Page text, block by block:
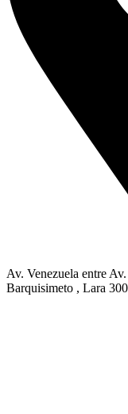
Av. Venezuela entre
Barquisimeto , Lara